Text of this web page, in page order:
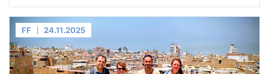
FF 24.11.2025